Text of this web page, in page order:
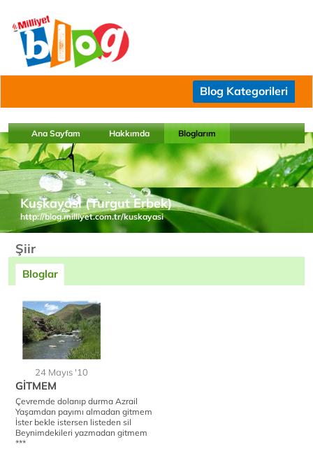
Blog Kategorileri
Ana Sayfam Hakkımda Bloglarım
Kuşkayası (Turgut Erbek)
http://blog.milliyet.com.tr/kuskayasi
Şiir
Bloglar
24 Mayıs '10
GİTMEM
Çevremde dolanıp durma Azrail
Yaşamdan payımı almadan gitmem
İster bekle istersen listeden sil
Beynimdekileri yazmadan gitmem
***